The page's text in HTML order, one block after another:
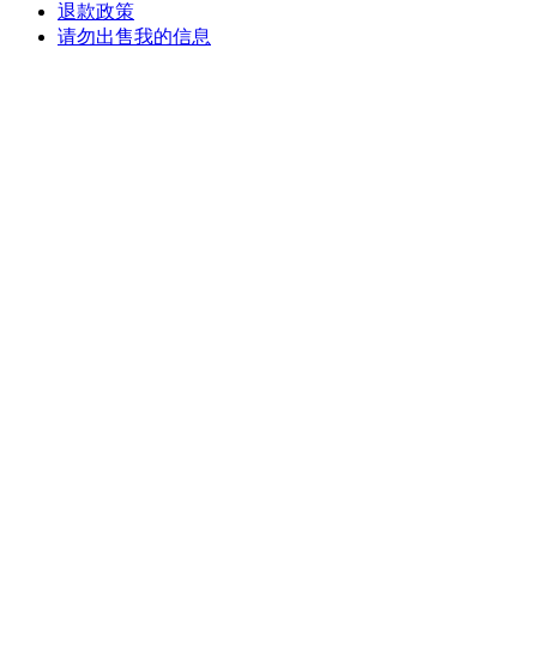
退款政策
请勿出售我的信息